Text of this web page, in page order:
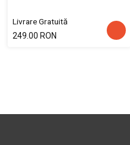
Livrare Gratuită
249.00 RON